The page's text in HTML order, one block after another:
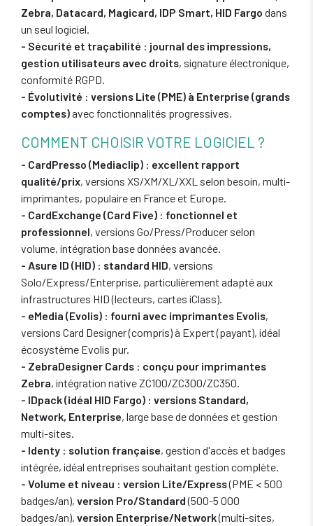
Zebra, Datacard, Magicard, IDP Smart, HID Fargo dans
un seul logiciel.
- Sécurité et traçabilité : journal des impressions,
gestion utilisateurs avec droits, signature électronique,
conformité RGPD.
- Évolutivité : versions Lite (PME) à Enterprise (grands
comptes)avec fonctionnalités progressives.
COMMENT CHOISIR VOTRE LOGICIEL ?
- CardPresso (Mediaclip) : excellent rapport
qualité/prix, versions XS/XM/XL/XXL selon besoin, multi-
imprimantes, populaire en France et Europe.
- CardExchange (Card Five) : fonctionnel et
professionnel, versions Go/Press/Producer selon
volume, intégration base données avancée.
- Asure ID (HID) : standard HID, versions
Solo/Express/Enterprise, particulièrement adapté aux
infrastructures HID (lecteurs, cartes iClass).
- eMedia (Evolis) : fourni avec imprimantes Evolis,
versions Card Designer (compris) à Expert (payant), idéal
écosystème Evolis pur.
- ZebraDesigner Cards : conçu pour imprimantes
Zebra, intégration native ZC100/ZC300/ZC350.
- IDpack (idéal HID Fargo) : versions Standard,
Network, Enterprise, large base de données et gestion
multi-sites.
- Identy : solution française, gestion d'accès et badges
intégrée, idéal entreprises souhaitant gestion complète.
- Volume et niveau : version Lite/Express(PME < 500
badges/an), version Pro/Standard(500-5 000
badges/an), version Enterprise/Network(multi-sites,